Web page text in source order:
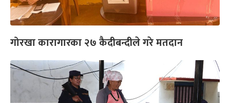
गोरखा कारागारका २७ कैदीबन्दीले गरे मतदान